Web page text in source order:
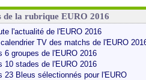
de la rubrique EURO 2016
l'actualité de l'EURO 2016
calendrier TV des matchs de l'EURO
6 groupes de l'EURO 2016
10 stades de l'EURO 2016
23 Bleus sélectionnés pour l'EURO